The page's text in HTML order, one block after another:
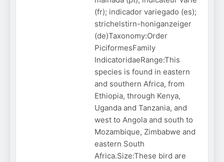
Can Bulldogs Play Fetch?
And How to Train Them!
7 Năm Ago
How Often Do I Need to
Groom My Bulldog
7 Năm Ago
(fr); indicador variegado (es);
strichelstirn-honiganzeiger
(de)Taxonomy:Order
PiciformesFamily
IndicatoridaeRange:This
species is found in eastern
and southern Africa, from
Ethiopia, through Kenya,
Uganda and Tanzania, and
west to Angola and south to
Mozambique, Zimbabwe and
eastern South
Africa.Size:These bird are